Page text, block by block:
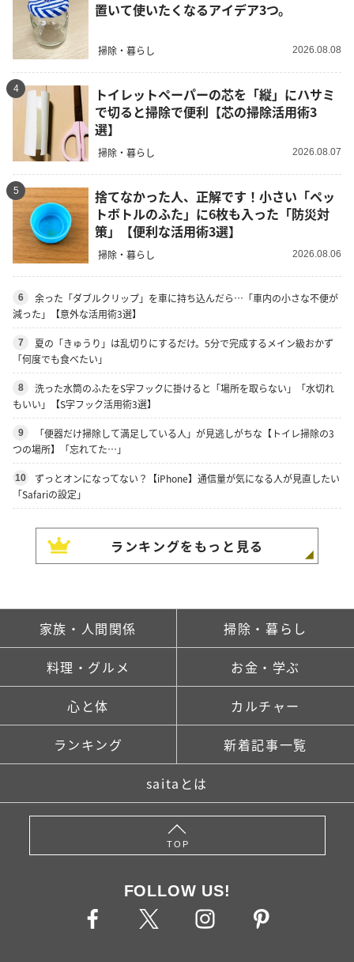
置いて使いたくなるアイデア3つ。
掃除・暮らし 2026.08.08
4
トイレットペーパーの芯を「縦」にハサミ
で切ると掃除で便利【芯の掃除活用術3
選】
掃除・暮らし 2026.08.07
5
捨てなかった人、正解です！小さい「ペッ
トボトルのふた」に6枚も入った「防災対
策」【便利な活用術3選】
掃除・暮らし 2026.08.06
6
余った「ダブルクリップ」を車に持ち込んだら…「車内の小さな不便が
減った」【意外な活用術3選】
7
夏の「きゅうり」は乱切りにするだけ。5分で完成するメイン級おかず
「何度でも食べたい」
8
洗った水筒のふたをS字フックに掛けると「場所を取らない」「水切れ
もいい」【S字フック活用術3選】
9
「便器だけ掃除して満足している人」が見逃しがちな【トイレ掃除の3
つの場所】「忘れてた…」
10
ずっとオンになってない？【iPhone】通信量が気になる人が見直したい
「Safariの設定」
ランキングをもっと見る
家族・人間関係 掃除・暮らし
料理・グルメ お金・学ぶ
心と体 カルチャー
ランキング 新着記事一覧
saitaとは
TOP
FOLLOW US!